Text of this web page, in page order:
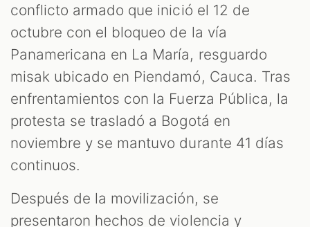
conflicto armado que inició el 12 de
octubre con el bloqueo de la vía
Panamericana en La María, resguardo
misak ubicado en Piendamó, Cauca. Tras
enfrentamientos con la Fuerza Pública, la
protesta se trasladó a Bogotá en
noviembre y se mantuvo durante 41 días
continuos.
Después de la movilización, se
presentaron hechos de violencia y